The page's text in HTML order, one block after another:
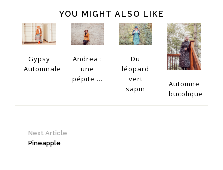
YOU MIGHT ALSO LIKE
Gypsy
Automnale
Andrea :
une
pépite ...
Du
léopard
vert
sapin
Automne
bucolique
Next Article
Pineapple